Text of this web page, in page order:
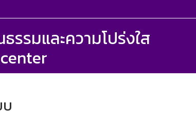
รรมและความโปร่งใส
บ